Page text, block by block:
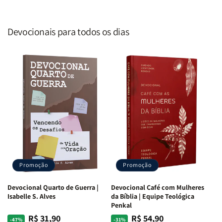
Devocionais para todos os dias
Promoção
Devocional Quarto de Guerra |
Isabelle S. Alves
-47%
Preço
PreçoR$ 31,90
Promoção
Devocional Café com Mulheres
da Bíblia | Equipe Teológica
Penkal
-31%
Preço
PreçoR$ 54,90